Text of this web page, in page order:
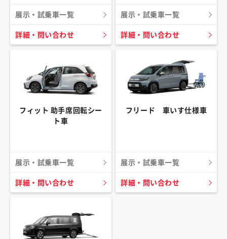
展示・試乗車一覧
詳細・問い合わせ
展示・試乗車一覧
詳細・問い合わせ
フィット 助手席回転シー
ト車
展示・試乗車一覧
詳細・問い合わせ
フリード 車いす仕様車
展示・試乗車一覧
詳細・問い合わせ